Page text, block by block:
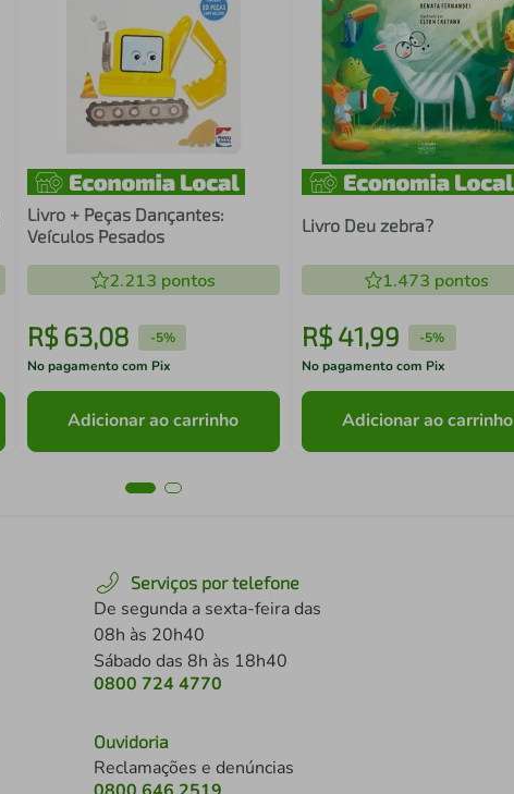
Livro + Peças Dançantes:
Veículos Pesados
2.213 pontos
R$63,08 -5%
No pagamento com Pix
Adicionar ao carrinho
Livro Deu zebra?
1.473 pontos
R$ 41,99 -5%
No pagamento com Pix
Adicionar ao carrinho
Serviços por telefone
De segunda a sexta-feira das
08h às 20h40
Sábado das 8h às 18h40
0800 724 4770
Ouvidoria
Reclamações e denúncias